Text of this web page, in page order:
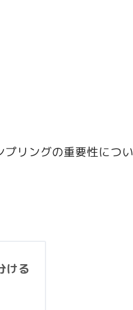
リングの重要性につい
ける